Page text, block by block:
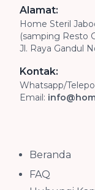
Alamat:
Home Steril
(samping Resto
Jl. Raya Gandul
Kontak:
Whatsapp/
Email:
Beranda
FAQ